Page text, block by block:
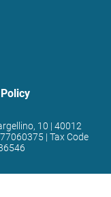
10 | 40012
| Tax Code